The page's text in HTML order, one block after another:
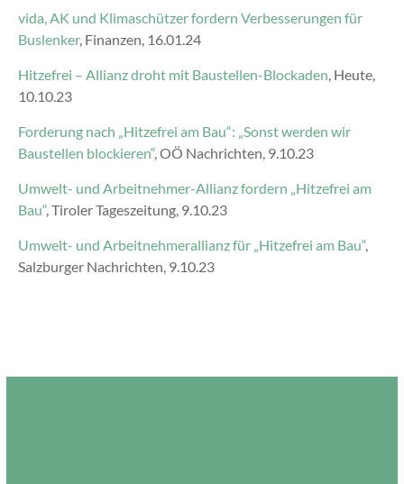
vida, AK und Klimaschützer fordern Verbesserungen für
Buslenker, Finanzen, 16.01.24
Hitzefrei – Allianz droht mit Baustellen-Blockaden , Heute,
10.10.23
Forderung nach „Hitzefrei am Bau“: „Sonst werden wir
Baustellen blockieren“, OÖ Nachrichten, 9.10.23
Umwelt- und Arbeitnehmer-Allianz fordern „Hitzefrei am
Bau“, Tiroler Tageszeitung, 9.10.23
Umwelt- und Arbeitnehmerallianz für „Hitzefrei am Bau“,
Salzburger Nachrichten, 9.10.23